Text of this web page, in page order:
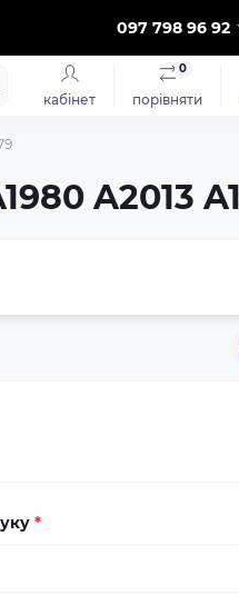
097 798 96 92
кабінет порівняти
0
A2013
*